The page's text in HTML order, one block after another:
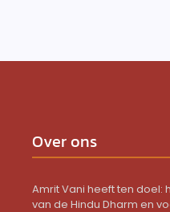
Over ons
Amrit Vani heeft ten doel:
van de Hindu Dharm en